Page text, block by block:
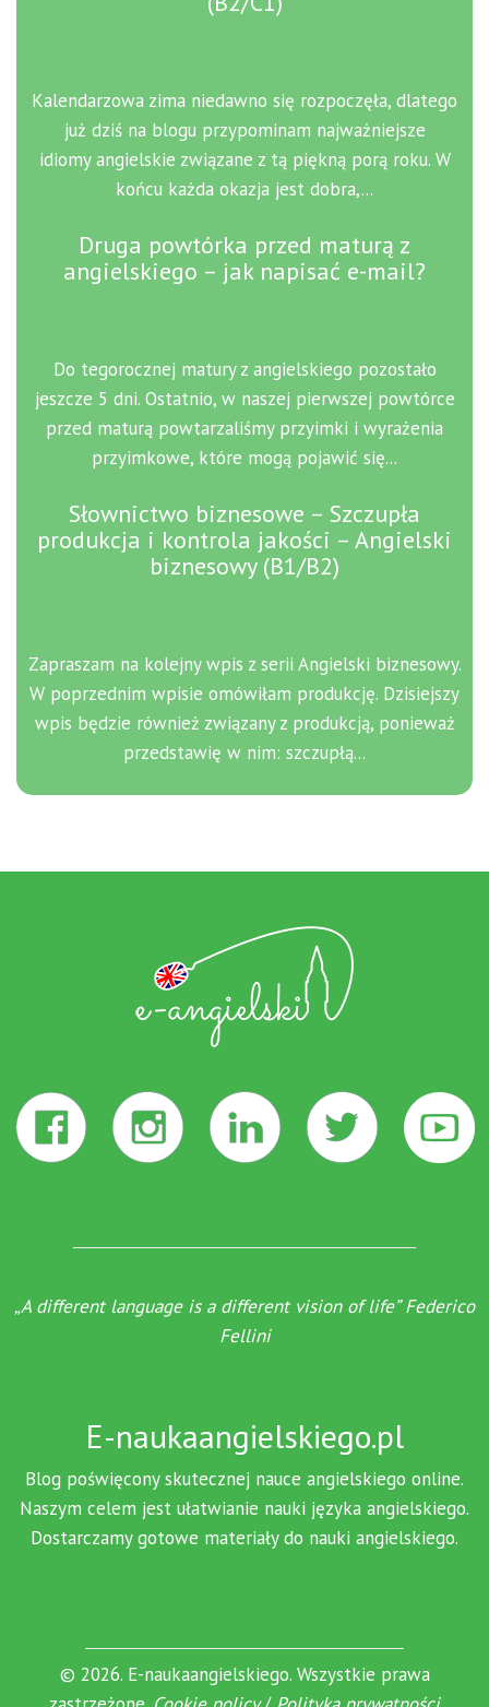
Kalendarzowa zima niedawno się rozpoczęła, dlatego
już dziś na blogu przypominam najważniejsze
idiomy angielskie związane z tą piękną porą roku. W
końcu każda okazja jest dobra,...
Druga powtórka przed maturą z
angielskiego – jak napisać e-mail?
Do tegorocznej matury z angielskiego pozostało
jeszcze 5 dni. Ostatnio, w naszej pierwszej powtórce
przed maturą powtarzaliśmy przyimki i wyrażenia
przyimkowe, które mogą pojawić się...
Słownictwo biznesowe – Szczupła
produkcja i kontrola jakości – Angielski
biznesowy (B1/B2)
Zapraszam na kolejny wpis z serii Angielski biznesowy.
W poprzednim wpisie omówiłam produkcję. Dzisiejszy
wpis będzie również związany z produkcją, ponieważ
przedstawię w nim: szczupłą...
„A different language is a different vision of life” Federico
Fellini
E-naukaangielskiego.pl
Blog poświęcony skutecznej nauce angielskiego online.
Naszym celem jest ułatwianie nauki języka angielskiego.
Dostarczamy gotowe materiały do nauki angielskiego.
© 2026. E-naukaangielskiego. Wszystkie prawa